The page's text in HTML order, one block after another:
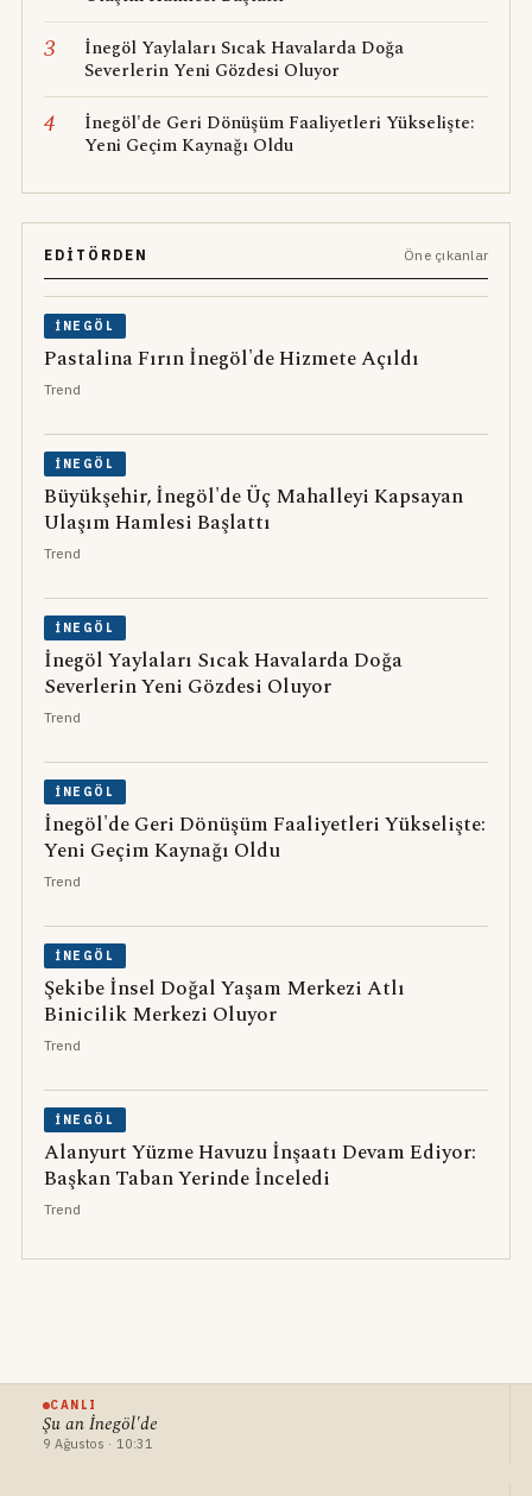
3
İnegöl Yaylaları Sıcak Havalarda Doğa
Severlerin Yeni Gözdesi Oluyor
4
İnegöl'de Geri Dönüşüm Faaliyetleri Yükselişte:
Yeni Geçim Kaynağı Oldu
EDITÖRDEN Öne çıkanlar
İNEGÖL
Pastalina Fırın İnegöl'de Hizmete Açıldı
Trend
İNEGÖL
Büyükşehir, İnegöl'de Üç Mahalleyi Kapsayan
Ulaşım Hamlesi Başlattı
Trend
İNEGÖL
İnegöl Yaylaları Sıcak Havalarda Doğa
Severlerin Yeni Gözdesi Oluyor
Trend
İNEGÖL
İnegöl'de Geri Dönüşüm Faaliyetleri Yükselişte:
Yeni Geçim Kaynağı Oldu
Trend
İNEGÖL
Şekibe İnsel Doğal Yaşam Merkezi Atlı
Binicilik Merkezi Oluyor
Trend
İNEGÖL
Alanyurt Yüzme Havuzu İnşaatı Devam Ediyor:
Başkan Taban Yerinde İnceledi
Trend
CANLI
Şu an İnegöl'de
9 Ağustos · 10:31